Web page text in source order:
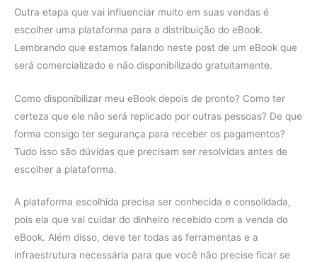
Outra etapa que vai influenciar muito em suas vendas é
escolher uma plataforma para a distribuição do eBook.
Lembrando que estamos falando neste post de um eBook que
será comercializado e não disponibilizado gratuitamente.
Como disponibilizar meu eBook depois de pronto? Como ter
certeza que ele não será replicado por outras pessoas? De que
forma consigo ter segurança para receber os pagamentos?
Tudo isso são dúvidas que precisam ser resolvidas antes de
escolher a plataforma.
A plataforma escolhida precisa ser conhecida e consolidada,
pois ela que vai cuidar do dinheiro recebido com a venda do
eBook. Além disso, deve ter todas as ferramentas e a
infraestrutura necessária para que você não precise ficar se